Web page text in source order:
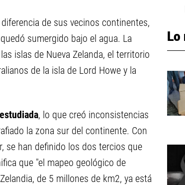
diferencia de sus vecinos continentes,
sumergido bajo el agua. La
islas de Nueva Zelanda, el territorio
de la isla de Lord Howe y la
, lo que creó inconsistencias
la zona sur del continente. Con
se han definido los dos tercios que
que "el mapeo geológico de
de 5 millones de km2, ya está
Lo